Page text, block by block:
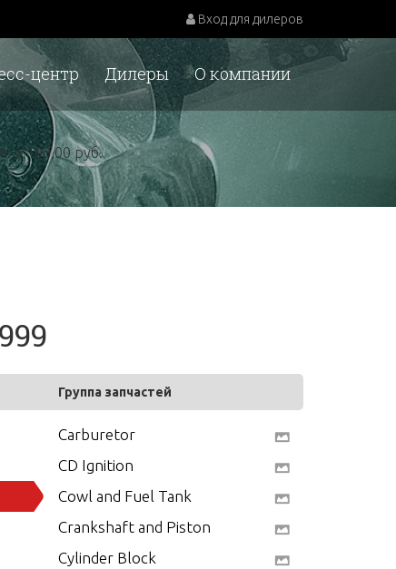
Вход для дилеров
О компании
Дилеры
центр
= 100,00 руб.
Группа запчастей
Carburetor
CD Ignition
Cowl and Fuel Tank
Crankshaft and Piston
Cylinder Block